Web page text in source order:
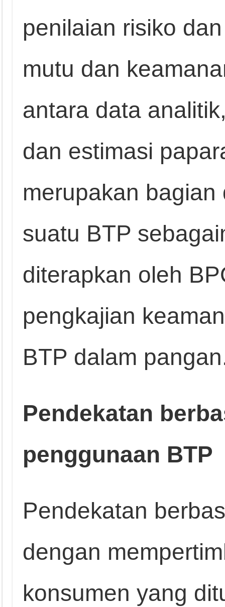
penilaian risiko
mutu dan
antara data
dan estimasi
merupakan
suatu BTP
diterapkan oleh
pengkajian
BTP dalam
Pendekatan
penggunaan BTP
Pendekatan
dengan
konsumen yang